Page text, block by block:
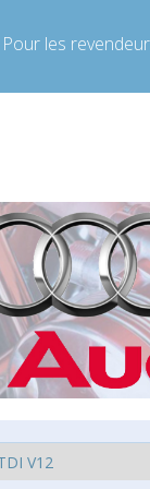
Pour les
Lundi-